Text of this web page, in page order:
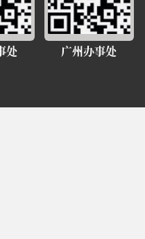
广州办事处
处